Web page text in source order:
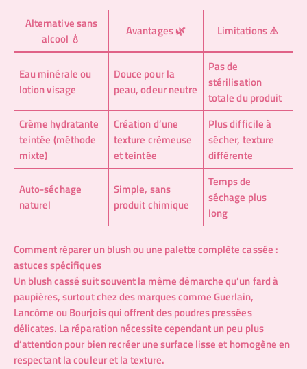
Alternative sans
alcool 💧
Avantages 🌿 Limitations ⚠️
Eau minérale ou
lotion visage
Douce pour la
peau, odeur neutre
Pas de
stérilisation
totale du produit
Crème hydratante
teintée (méthode
mixte)
Création d’une
texture crèmeuse
et teintée
Plus difficile à
sécher, texture
différente
Auto-séchage
naturel
Simple, sans
produit chimique
Temps de
séchage plus
long
Comment réparer un blush ou une palette complète cassée :
astuces spécifiques
Un blush cassé suit souvent la même démarche qu’un fard à
paupières, surtout chez des marques comme Guerlain,
Lancôme ou Bourjois qui offrent des poudres pressées
délicates. La réparation nécessite cependant un peu plus
d’attention pour bien recréer une surface lisse et homogène en
respectant la couleur et la texture.